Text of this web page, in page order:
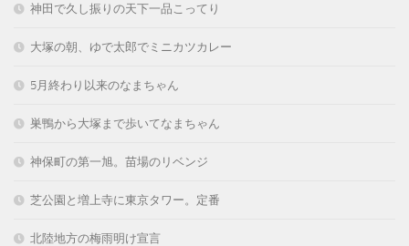
神田で久し振りの天下一品こってり
大塚の朝、ゆで太郎でミニカツカレー
5月終わり以来のなまちゃん
巣鴨から大塚まで歩いてなまちゃん
神保町の第一旭。苗場のリベンジ
芝公園と増上寺に東京タワー。定番
北陸地方の梅雨明け宣言